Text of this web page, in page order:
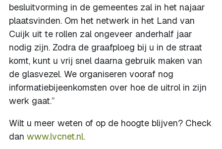
besluitvorming in de gemeentes zal in het najaar
plaatsvinden. Om het netwerk in het Land van
Cuijk uit te rollen zal ongeveer anderhalf jaar
nodig zijn. Zodra de graafploeg bij u in de straat
komt, kunt u vrij snel daarna gebruik maken van
de glasvezel. We organiseren vooraf nog
informatiebijeenkomsten over hoe de uitrol in zijn
werk gaat.”
Wilt u meer weten of op de hoogte blijven? Check
dan www.lvcnet.nl.